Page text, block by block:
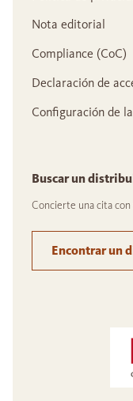
Nota editorial
Compliance (CoC)
Declaración de
Configuración de
Buscar un
Concierte una cita
Encontrar un